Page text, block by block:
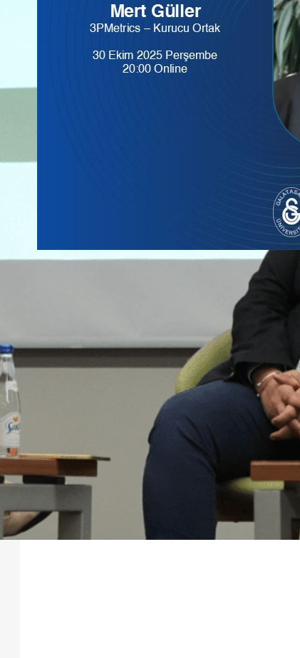
Sürdürülebilirlik Verileri: Mimari,
sürdürülebilirlik verileri
SISUMMIT 2025’te Sürdürülebilirlik Verileri
Academy Youtube kanalından yayınlanan eğitim